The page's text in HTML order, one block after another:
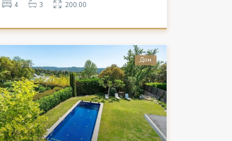
4 3 200.00
Дом